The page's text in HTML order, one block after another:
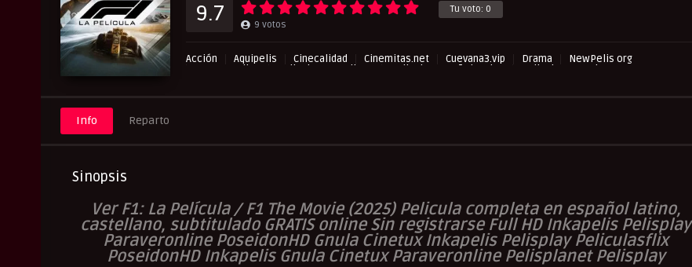
Tu voto: 0
9.7 9 votos
Acción Aquipelis Cinecalidad Cinemitas.net Cuevana3.vip Drama
NewPelis org
Paraveronline
Peliculas Castellano Peliculas Español Latino
Peliculas Mas Vistas
Info Reparto
Sinopsis
Ver F1: La Película / F1 The Movie (2025) Pelicula completa en español latino,
castellano, subtitulado GRATIS online Sin registrarseFull HD Inkapelis Pelisplay
Paraveronline PoseidonHD Gnula Cinetux Inkapelis Pelisplay Peliculasflix
PoseidonHD Inkapelis Gnula Cinetux Paraveronline Pelisplanet Pelisplay